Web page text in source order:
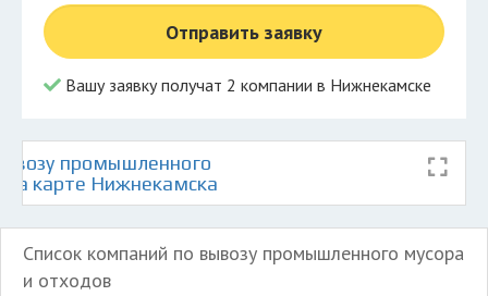
Отправить заявку
Вашу заявку получат 2 компании в Нижнекамске
промышленного
на карте Нижнекамска
Список компаний по вывозу промышленного мусора
и отходов